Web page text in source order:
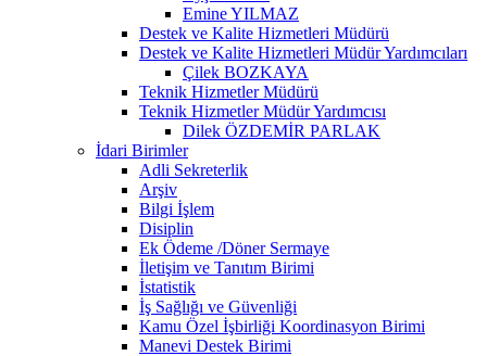
Emine YILMAZ
Destek ve Kalite Hizmetleri Müdürü
Destek ve Kalite Hizmetleri Müdür Yardımcıları
Çilek BOZKAYA
Teknik Hizmetler Müdürü
Teknik Hizmetler Müdür Yardımcısı
Dilek ÖZDEMİR PARLAK
İdari Birimler
Adli Sekreterlik
Arşiv
Bilgi İşlem
Disiplin
Ek Ödeme /Döner Sermaye
İletişim ve Tanıtım Birimi
İstatistik
İş Sağlığı ve Güvenliği
Kamu Özel İşbirliği Koordinasyon Birimi
Manevi Destek Birimi